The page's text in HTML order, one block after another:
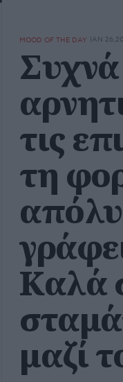
MOOD OF THE DAY ΙΑΝ
Συχνά
τις
τη
Καλά
μαζί